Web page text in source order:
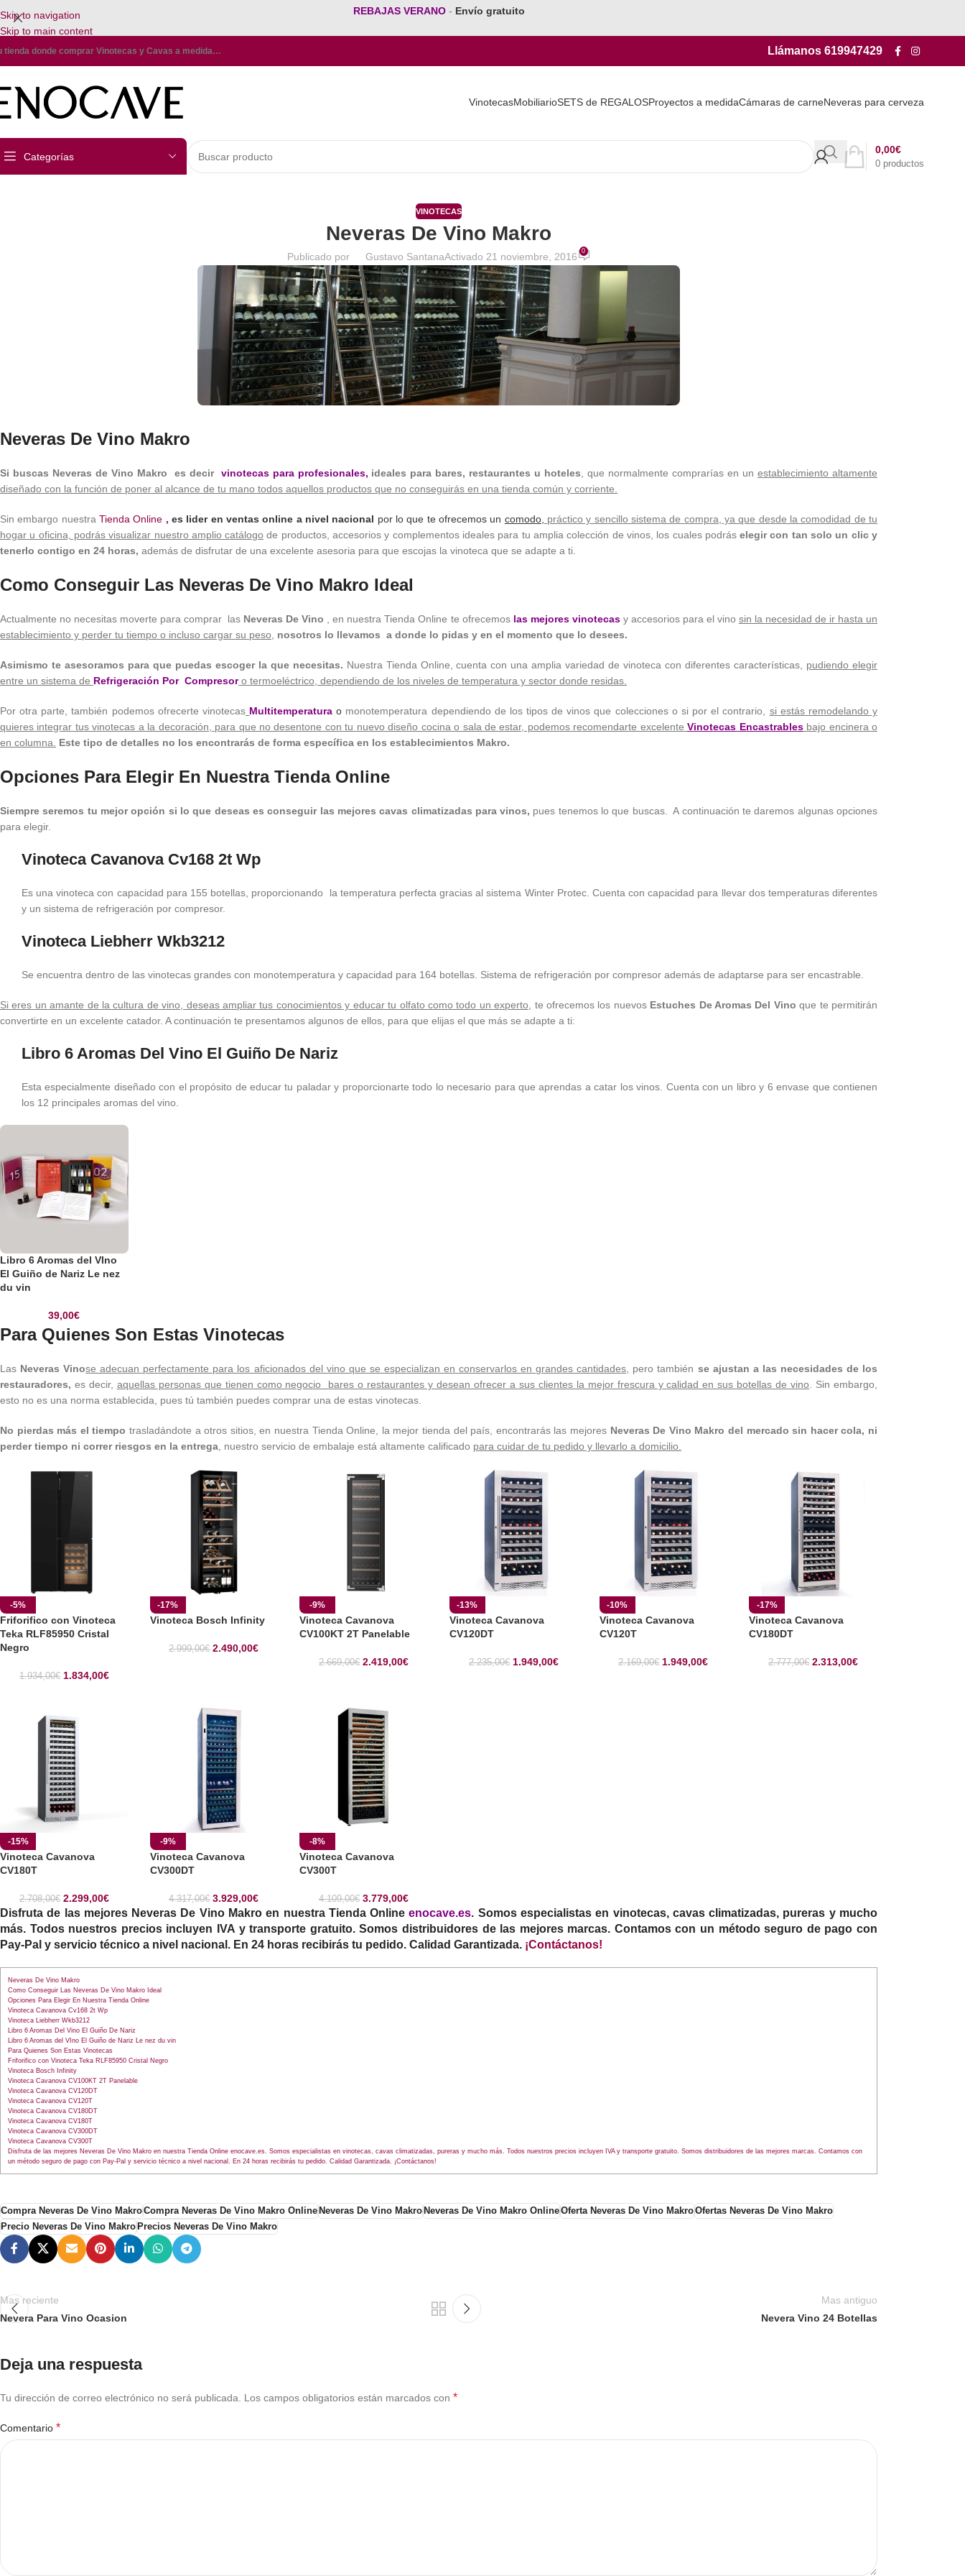
Skip to navigation
Skip to main content
REBAJAS VERANO - Envío gratuito
tienda donde comprar Vinotecas y Cavas a medida… Llámanos 619947429
VinotecasMobiliarioSETS de REGALOSProyectos a medidaCámaras de carneNeveras para cerveza
Categorías
0 productos
0,00€
VINOTECAS
Neveras De Vino Makro
Publicado por Gustavo SantanaActivado 21 noviembre, 2016 0
Neveras De Vino Makro
Si buscas Neveras de Vino Makro es decir vinotecas para profesionales, ideales para bares, restaurantes u hoteles , que normalmente comprarías en unestablecimiento altamente
diseñado con la función de poner al alcance de tu mano todos aquellos productos que no conseguirás en una tienda común y corriente.
Sin embargo nuestra Tienda Online , es lider en ventas online a nivel nacional por lo que te ofrecemos un comodo, práctico y sencillo sistema de compra, ya que desde la comodidad de tu
hogar u oficina, podrás visualizar nuestro amplio catálogo de productos, accesorios y complementos ideales para tu amplia colección de vinos, los cuales podráselegir con tan solo un clic y
tenerlo contigo en 24 horas, además de disfrutar de una excelente asesoria para que escojas la vinoteca que se adapte a ti.
Como Conseguir Las Neveras De Vino Makro Ideal
Actualmente no necesitas moverte para comprar las Neveras De Vino , en nuestra Tienda Online te ofrecemos las mejores vinotecas y accesorios para el vino sin la necesidad de ir hasta un
establecimiento y perder tu tiempo o incluso cargar su peso
nosotros lo llevamos a donde lo pidas y en el momento que lo desees.
Asimismo te asesoramos para que puedas escoger la que necesitas. Nuestra Tienda Online, cuenta con una amplia variedad de vinoteca con diferentes características, pudiendo elegir
entre un sistema de Refrigeración Por Compresoro termoeléctrico, dependiendo de los niveles de temperatura y sector donde residas.
Por otra parte, también podemos ofrecerte vinotecas Multitemperatura o monotemperatura dependiendo de los tipos de vinos que colecciones o si por el contrario, si estás remodelando y
quieres integrar tus vinotecas a la decoración, para que no desentone con tu nuevo diseño cocina o sala de estar, podemos recomendarte excelenteVinotecas Encastrablesbajo encinera o
en columna.
Este tipo de detalles no los encontrarás de forma específica en los establecimientos Makro.
Opciones Para Elegir En Nuestra Tienda Online
Siempre seremos tu mejor opción si lo que deseas es conseguir las mejores cavas climatizadas para vinos, pues tenemos lo que buscas. A continuación te daremos algunas opciones
para elegir.
Vinoteca Cavanova Cv168 2t Wp
Es una vinoteca con capacidad para 155 botellas, proporcionando la temperatura perfecta gracias al sistema Winter Protec. Cuenta con capacidad para llevar dos temperaturas diferentes
y un sistema de refrigeración por compresor.
Vinoteca Liebherr Wkb3212
Se encuentra dentro de las vinotecas grandes con monotemperatura y capacidad para 164 botellas. Sistema de refrigeración por compresor además de adaptarse para ser encastrable.
Si eres un amante de la cultura de vino, deseas ampliar tus conocimientos y educar tu olfato como todo un experto , te ofrecemos los nuevos Estuches De Aromas Del Vino que te permitirán
convertirte en un excelente catador. A continuación te presentamos algunos de ellos, para que elijas el que más se adapte a ti:
Libro 6 Aromas Del Vino El Guiño De Nariz
Esta especialmente diseñado con el propósito de educar tu paladar y proporcionarte todo lo necesario para que aprendas a catar los vinos. Cuenta con un libro y 6 envase que contienen
los 12 principales aromas del vino.
Libro 6 Aromas del VIno
El Guiño de Nariz Le nez
du vin
39,00€
Para Quienes Son Estas Vinotecas
Las Neveras Vinose adecuan perfectamente para los aficionados del vino que se especializan en conservarlos en grandes cantidades, pero también se ajustan a las necesidades de los
restauradores, es decir, aquellas personas que tienen como negocio bares o restaurantes y desean ofrecer a sus clientes la mejor frescura y calidad en sus botellas de vino . Sin embargo,
esto no es una norma establecida, pues tú también puedes comprar una de estas vinotecas.
No pierdas más el tiempo trasladándote a otros sitios, en nuestra Tienda Online, la mejor tienda del país, encontrarás las mejores Neveras De Vino Makro del mercado sin hacer cola, ni
perder tiempo ni correr riesgos en la entrega , nuestro servicio de embalaje está altamente calificado para cuidar de tu pedido y llevarlo a domicilio.
-5%
Friforifico con Vinoteca
Teka RLF85950 Cristal
Negro
1.934,00€ 1.834,00€
-17%
Vinoteca Bosch Infinity
2.999,00€ 2.490,00€
-9%
Vinoteca Cavanova
CV100KT 2T Panelable
2.669,00€ 2.419,00€
-13%
Vinoteca Cavanova
CV120DT
2.235,00€ 1.949,00€
-10%
Vinoteca Cavanova
CV120T
2.169,00€ 1.949,00€
-17%
Vinoteca Cavanova
CV180DT
2.777,00€ 2.313,00€
-15%
Vinoteca Cavanova
CV180T
2.708,00€ 2.299,00€
-9%
Vinoteca Cavanova
CV300DT
4.317,00€ 3.929,00€
-8%
Vinoteca Cavanova
CV300T
4.109,00€ 3.779,00€
Disfruta de las mejores Neveras De Vino Makro en nuestra Tienda Onlineenocave.es. Somos especialistas en vinotecas, cavas climatizadas, pureras y mucho
más. Todos nuestros precios incluyen IVA y transporte gratuito.Somos distribuidores de las mejores marcas. Contamos con un método seguro de pago con
Pay-Pal y servicio técnico a nivel nacional. En 24 horas recibirás tu pedido. Calidad Garantizada. ¡Contáctanos!
Neveras De Vino Makro
Como Conseguir Las Neveras De Vino Makro Ideal
Opciones Para Elegir En Nuestra Tienda Online
Vinoteca Cavanova Cv168 2t Wp
Vinoteca Liebherr Wkb3212
Libro 6 Aromas Del Vino El Guiño De Nariz
Libro 6 Aromas del VIno El Guiño de Nariz Le nez du vin
Para Quienes Son Estas Vinotecas
Friforifico con Vinoteca Teka RLF85950 Cristal Negro
Vinoteca Bosch Infinity
Vinoteca Cavanova CV100KT 2T Panelable
Vinoteca Cavanova CV120DT
Vinoteca Cavanova CV120T
Vinoteca Cavanova CV180DT
Vinoteca Cavanova CV180T
Vinoteca Cavanova CV300DT
Vinoteca Cavanova CV300T
Disfruta de las mejores Neveras De Vino Makro en nuestra Tienda Online enocave.es. Somos especialistas en vinotecas, cavas climatizadas, pureras y mucho más. Todos nuestros precios incluyen IVA y transporte gratuito. Somos distribuidores de las mejores marcas. Contamos con
un método seguro de pago con Pay-Pal y servicio técnico a nivel nacional. En 24 horas recibirás tu pedido. Calidad Garantizada. ¡Contáctanos!
Compra Neveras De Vino MakroCompra Neveras De Vino Makro OnlineNeveras De Vino MakroNeveras De Vino Makro OnlineOferta Neveras De Vino MakroOfertas Neveras De Vino Makro
Precio Neveras De Vino MakroPrecios Neveras De Vino Makro
Mas reciente
Nevera Para Vino Ocasion
Mas antiguo
Nevera Vino 24 Botellas
Deja una respuesta
Tu dirección de correo electrónico no será publicada. Los campos obligatorios están marcados con *
Comentario *